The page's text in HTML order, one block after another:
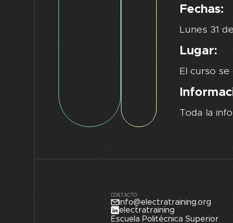
Fechas:
Lunes 31
Lugar:
El curso se
Toda la
CONTACTO
info@electratraining.org
electratraining
Escuela Politécnica Superior